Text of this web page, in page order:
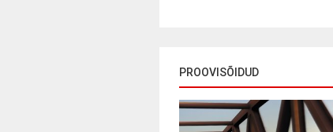
PROOVISÕIDUD